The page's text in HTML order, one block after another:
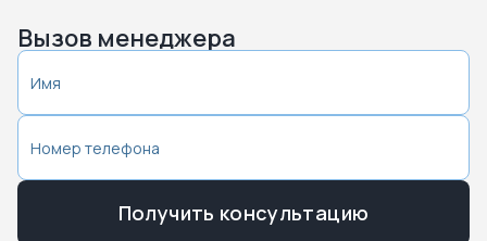
Вызов менеджера
Получить консультацию